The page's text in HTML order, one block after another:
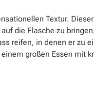
Textur.
auf die Flasche zu
reifen, in denen er zu
großen Essen mit